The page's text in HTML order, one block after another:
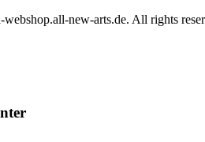
new-arts.de. All rights